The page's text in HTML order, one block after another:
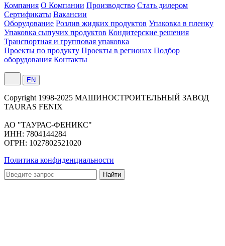
Компания О Компании Производство Стать дилером
Сертификаты Вакансии
Оборудование Розлив жидких продуктов Упаковка в пленку
Упаковка сыпучих продуктов Кондитерские решения
Транспортная и групповая упаковка
Проекты по продукту Проекты в регионах Подбор
оборудования Контакты
EN
Сopyright 1998-2025 МАШИНОСТРОИТЕЛЬНЫЙ ЗАВОД
TAURAS FENIX
АО "ТАУРАС-ФЕНИКС"
ИНН: 7804144284
ОГРН: 1027802521020
Политика конфиденциальности